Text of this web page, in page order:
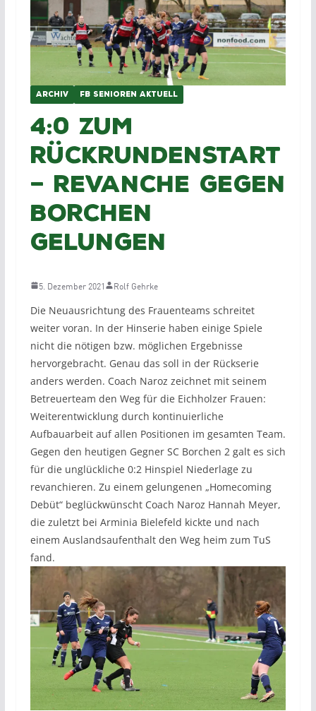
ARCHIV FB SENIOREN AKTUELL
4:0 zum
Rückrundenstart
– Revanche gegen
Borchen
gelungen
5. Dezember 2021 Rolf Gehrke
Die Neuausrichtung des Frauenteams schreitet
weiter voran. In der Hinserie haben einige Spiele
nicht die nötigen bzw. möglichen Ergebnisse
hervorgebracht. Genau das soll in der Rückserie
anders werden. Coach Naroz zeichnet mit seinem
Betreuerteam den Weg für die Eichholzer Frauen:
Weiterentwicklung durch kontinuierliche
Aufbauarbeit auf allen Positionen im gesamten Team.
Gegen den heutigen Gegner SC Borchen 2 galt es sich
für die unglückliche 0:2 Hinspiel Niederlage zu
revanchieren. Zu einem gelungenen „Homecoming
Debüt“ beglückwünscht Coach Naroz Hannah Meyer,
die zuletzt bei Arminia Bielefeld kickte und nach
einem Auslandsaufenthalt den Weg heim zum TuS
fand.